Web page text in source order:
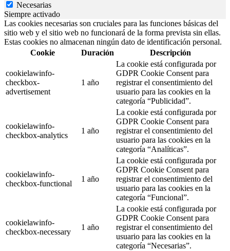
Necesarias
Siempre activado
Las cookies necesarias son cruciales para las funciones básicas del
sitio web y el sitio web no funcionará de la forma prevista sin ellas.
Estas cookies no almacenan ningún dato de identificación personal.
Cookie
Duración Descripción
cookielawinfo-
checkbox-
advertisement
1 año
La cookie está configurada por
GDPR Cookie Consent para
registrar el consentimiento del
usuario para las cookies en la
categoría “Publicidad”.
cookielawinfo-
checkbox-analytics
1 año
La cookie está configurada por
GDPR Cookie Consent para
registrar el consentimiento del
usuario para las cookies en la
categoría “Analíticas”.
cookielawinfo-
checkbox-functional
1 año
La cookie está configurada por
GDPR Cookie Consent para
registrar el consentimiento del
usuario para las cookies en la
categoría “Funcional”.
cookielawinfo-
checkbox-necessary
1 año
La cookie está configurada por
GDPR Cookie Consent para
registrar el consentimiento del
usuario para las cookies en la
categoría “Necesarias”.